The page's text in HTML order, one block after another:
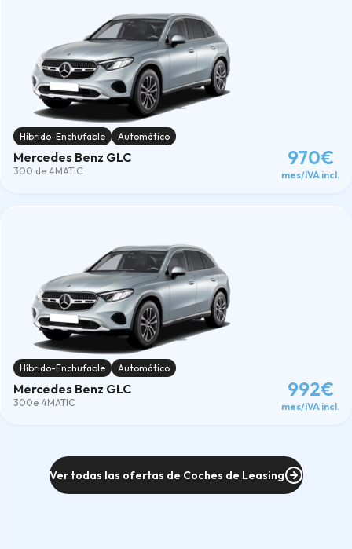
Híbrido-Enchufable Automático
Mercedes Benz GLC
300 de 4MATIC
970€
mes/IVA incl.
Híbrido-Enchufable Automático
Mercedes Benz GLC
300e 4MATIC
992€
mes/IVA incl.
Ver todas las ofertas de Coches de Leasing